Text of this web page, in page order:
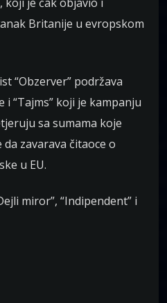
Britanije u evropskom
“Obzerver” podržava
i “Tajms” koji je kampanju
sa sumama koje
zavarava čitaoce o
u EU.
miror”, “Indipendent” i